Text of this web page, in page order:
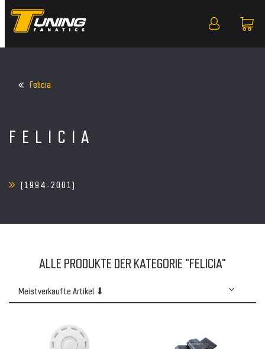
Felicia
FELICIA
(1994-2001)
ALLE PRODUKTE DER KATEGORIE "FELICIA"